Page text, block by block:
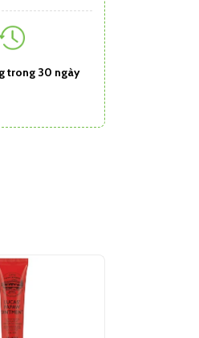
trong 30 ngày